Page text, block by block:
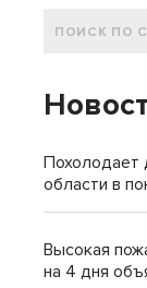
Похолодает
области в
Высокая
на 4 дня